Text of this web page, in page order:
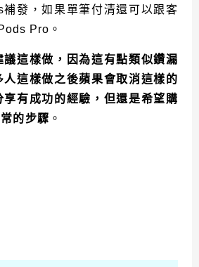
發，如果單筆付清還可以跟客
Pro。
這樣做，因為這有點類似鑽漏
這樣做之後蘋果會取消這樣的
享有成功的經驗，但還是希望購
的步驟 。